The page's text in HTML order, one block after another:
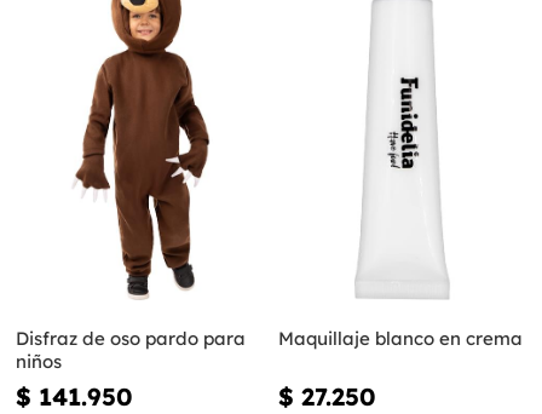
Disfraz de oso pardo para
niños
$ 141.950
Maquillaje blanco en crema
$ 27.250